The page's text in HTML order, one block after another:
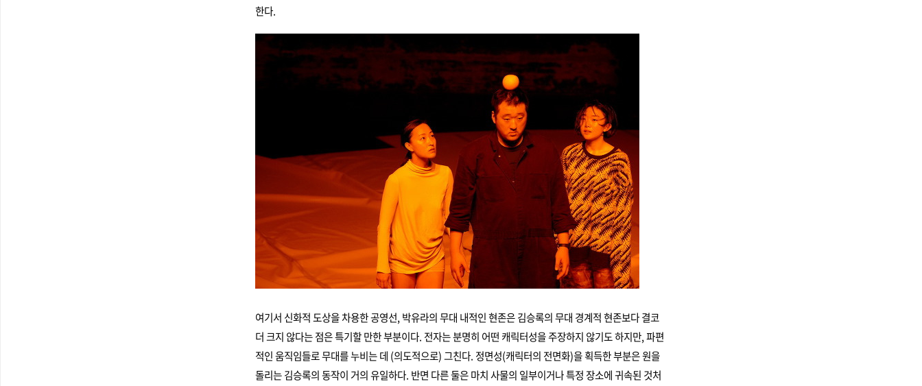
한다.
여기서 신화적 도상을 차용한 공영선, 박유라의 무대 내적인 현존은 김승록의 무대 경계적 현존보다 결코
더 크지 않다는 점은 특기할 만한 부분이다. 전자는 분명히 어떤 캐릭터성을 주장하지 않기도 하지만, 파편
적인 움직임들로 무대를 누비는 데 (의도적으로) 그친다. 정면성(캐릭터의 전면화)을 획득한 부분은 원을
돌리는 김승록의 동작이 거의 유일하다. 반면 다른 둘은 마치 사물의 일부이거나 특정 장소에 귀속된 것처